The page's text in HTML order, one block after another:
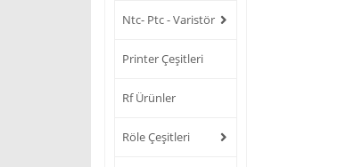
Ntc- Ptc - Varistör
Printer Çeşitleri
Rf Ürünler
Röle Çeşitleri